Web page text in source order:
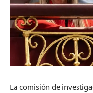
La comisión de